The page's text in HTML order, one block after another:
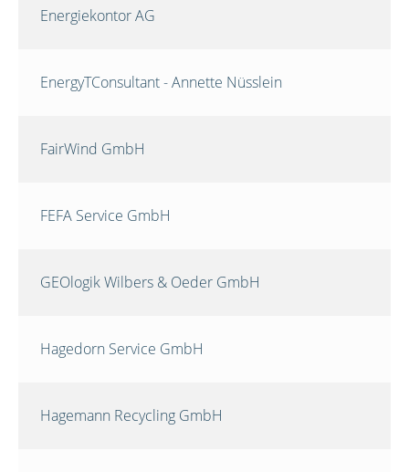
Energiekontor AG
EnergyTConsultant - Annette Nüsslein
FairWind GmbH
FEFA Service GmbH
GEOlogik Wilbers & Oeder GmbH
Hagedorn Service GmbH
Hagemann Recycling GmbH